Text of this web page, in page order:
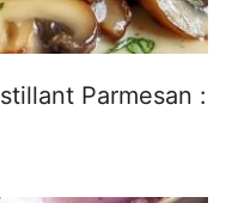
Parmesan :